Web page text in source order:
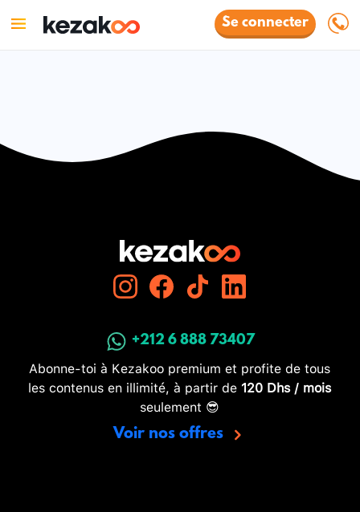
Se connecter
+212 6 888 73407
Abonne-toi à Kezakoo premium et profite de tous
les contenus en illimité, à partir de 120 Dhs / mois
seulement 😎
Voir nos offres